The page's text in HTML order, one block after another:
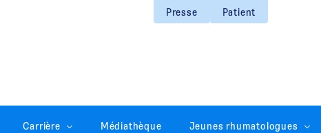
Presse Patient
Carrière Médiathèque Jeunes rhumatologues